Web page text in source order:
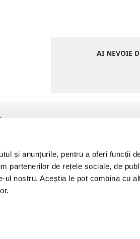
și anunțurile, pentru a oferi funcții
partenerilor de rețele sociale, de
nostru. Aceștia le pot combina cu
AI NEVOIE
de email vă exprimați acordul pentru a
Detalii aici: Politica de Prelucrare a
Personal (GDPR)